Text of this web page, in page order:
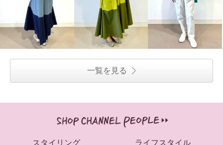
一覧を見る
スタイリング ライフスタイル